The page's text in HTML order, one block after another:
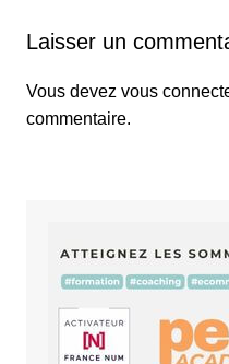
Laisser un
Vous devez vous
commentaire.